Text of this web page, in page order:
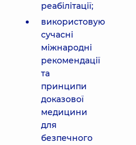
реабілітації;
використовую
сучасні
міжнародні
рекомендації
та
принципи
доказової
медицини
для
безпечного